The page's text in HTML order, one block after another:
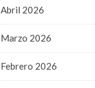
Abril 2026
Marzo 2026
Febrero 2026